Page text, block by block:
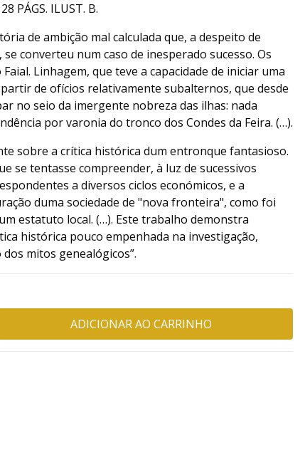
PÁGS. ILUST. B.
de ambição mal calculada que, a despeito de
converteu num caso de inesperado sucesso. Os
Linhagem, que teve a capacidade de iniciar uma
de ofícios relativamente subalternos, que desde
no seio da imergente nobreza das ilhas: nada
por varonia do tronco dos Condes da Feira. (…).
sobre a crítica histórica dum entronque fantasioso.
se tentasse compreender, à luz de sucessivos
a diversos ciclos económicos, e a
duma sociedade de "nova fronteira", como foi
estatuto local. (…). Este trabalho demonstra
histórica pouco empenhada na investigação,
mitos genealógicos”.